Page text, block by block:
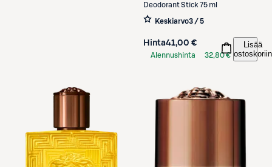
Deodorant Stick 75 ml
Keskiarvo3 / 5
Hinta41,00 €
Alennushinta
32,80 €
Lisää
ostoskoriin